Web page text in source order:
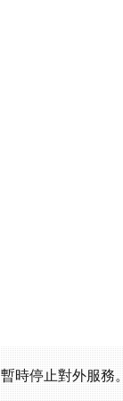
時停止對外服務。